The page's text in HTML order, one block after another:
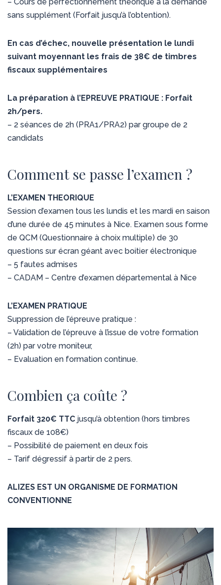
sans supplément (Forfait jusqu’à l’obtention).
En cas d’échec, nouvelle présentation le lundi
suivant moyennant les frais de 38€ de timbres
fiscaux supplémentaires
La préparation à l’EPREUVE PRATIQUE : Forfait
2h/pers.
– 2 séances de 2h (PRA1/PRA2) par groupe de 2
candidats
Comment se passe l’examen ?
L’EXAMEN THEORIQUE
Session d’examen tous les lundis et les mardi en saison
d’une durée de 45 minutes à Nice. Examen sous forme
de QCM (Questionnaire à choix multiple) de 30
questions sur écran géant avec boitier électronique
– 5 fautes admises
– CADAM – Centre d’examen départemental à Nice
L’EXAMEN PRATIQUE
Suppression de l’épreuve pratique :
– Validation de l’épreuve à l’issue de votre formation
(2h) par votre moniteur,
– Evaluation en formation continue.
Combien ça coûte ?
Forfait 320€ TTC jusqu’à obtention (hors timbres
fiscaux de 108€)
– Possibilité de paiement en deux fois
– Tarif dégressif à partir de 2 pers.
ALIZES EST UN ORGANISME DE FORMATION
CONVENTIONNE